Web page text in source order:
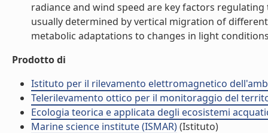
radiance and wind speed are key factors
usually determined by vertical migration of
metabolic adaptations to changes in light
Prodotto di
Istituto per il rilevamento elettromagnetico
Telerilevamento ottico per il monitoraggio del
Ecologia teorica e applicata degli ecosistemi
Marine science institute (ISMAR)(Istituto)